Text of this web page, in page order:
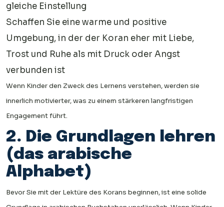
gleiche Einstellung
Schaffen Sie eine warme und positive
Umgebung, in der der Koran eher mit Liebe,
Trost und Ruhe als mit Druck oder Angst
verbunden ist
Wenn Kinder den Zweck des Lernens verstehen, werden sie
innerlich motivierter, was zu einem stärkeren langfristigen
Engagement führt.
2. Die Grundlagen lehren
(das arabische
Alphabet)
Bevor Sie mit der Lektüre des Korans beginnen, ist eine solide